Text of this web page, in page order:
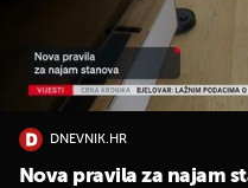
DNEVNIK.HR
Nova pravila za najam